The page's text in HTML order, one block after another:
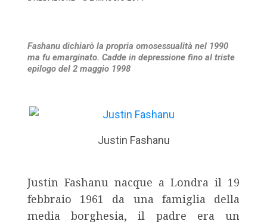
Fashanu dichiarò la propria omosessualità nel 1990
ma fu emarginato. Cadde in depressione fino al triste
epilogo del 2 maggio 1998
Justin Fashanu
Justin Fashanu nacque a Londra il 19
febbraio 1961 da una famiglia della
media borghesia, il padre era un